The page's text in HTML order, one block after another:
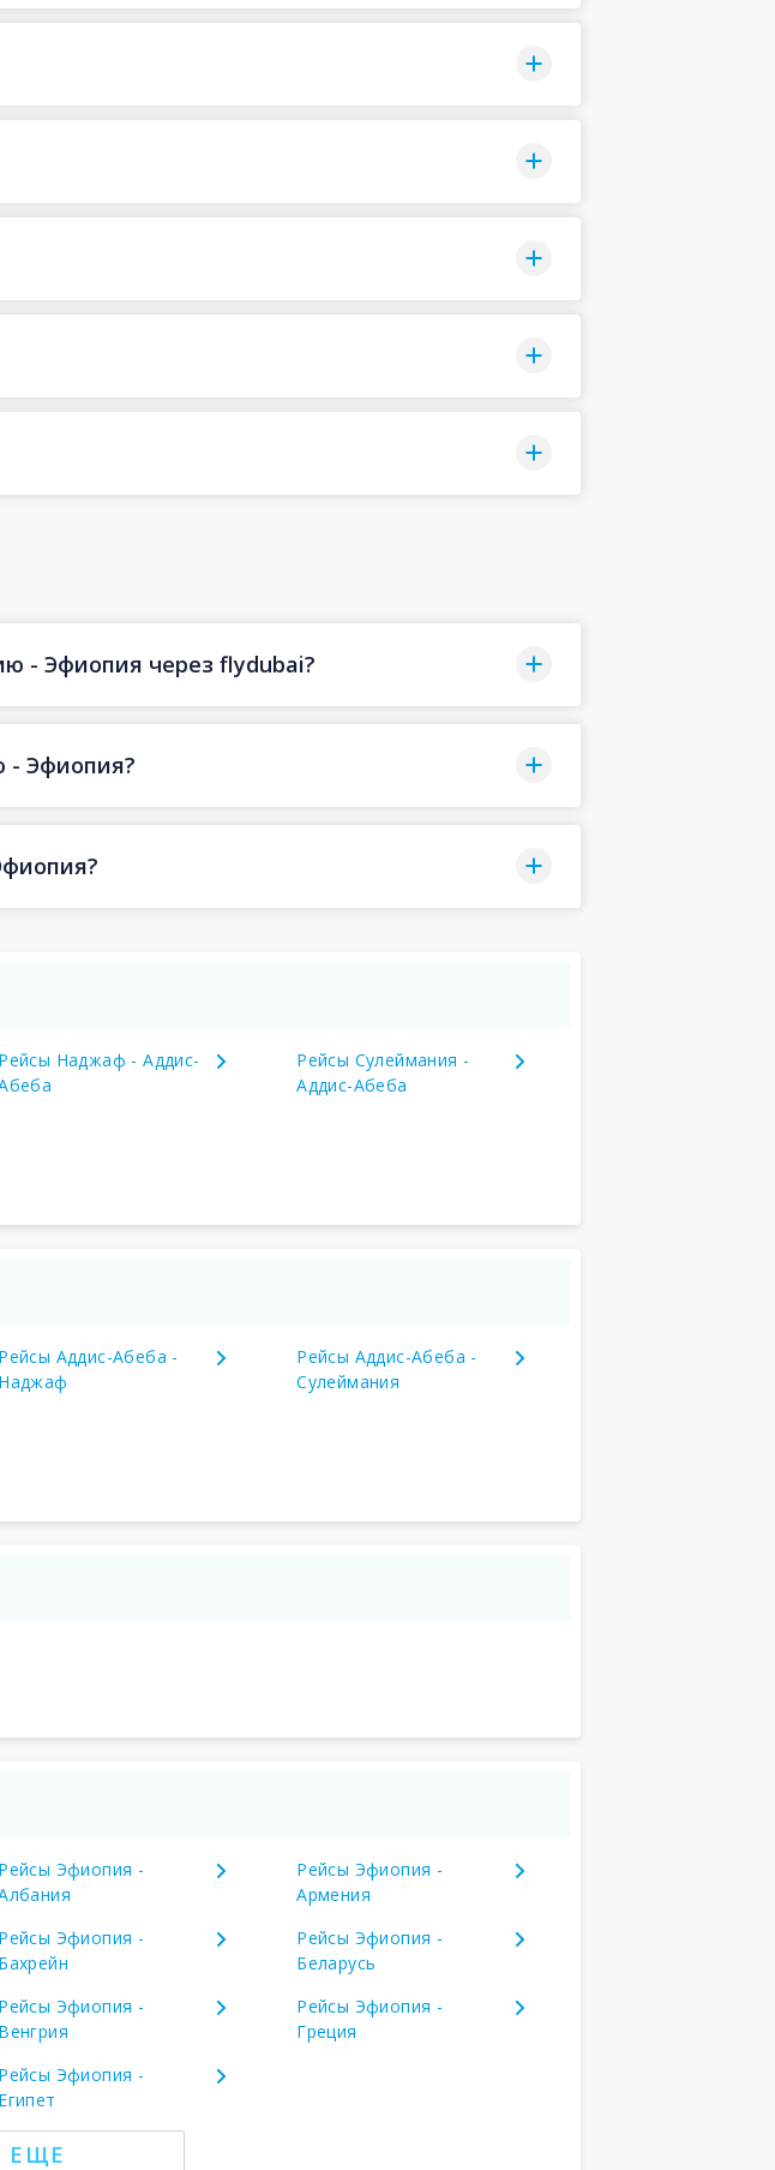
- Эфиопия через flydubai?
- Эфиопия?
Рейсы Наджаф - Аддис-
Рейсы Сулеймания -
Аддис-Абеба
Рейсы Аддис-Абеба -
Наджаф
Рейсы Аддис-Абеба -
Сулеймания
Рейсы Эфиопия -
Рейсы Эфиопия -
Армения
Рейсы Эфиопия -
Бахрейн
Рейсы Эфиопия -
Беларусь
Рейсы Эфиопия -
Венгрия
Рейсы Эфиопия -
Греция
Рейсы Эфиопия -
Египет
ЕЩЕ